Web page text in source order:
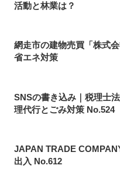
活動と林業は？
網走市の建物売買「株式
省エネ対策
SNSの書き込み｜税理士
理代行とごみ対策 No.524
JAPAN TRADE
出入 No.612